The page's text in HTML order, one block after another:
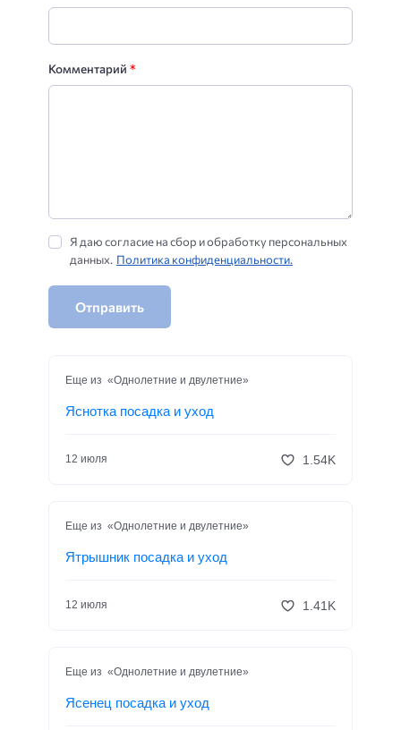
Комментарий *
Я даю согласие на сбор и обработку персональных
данных. Политика конфиденциальности.
Отправить
Еще из «Однолетние и двулетние»
Яснотка посадка и уход
12 июля 1.54K
Еще из «Однолетние и двулетние»
Ятрышник посадка и уход
12 июля 1.41K
Еще из «Однолетние и двулетние»
Ясенец посадка и уход